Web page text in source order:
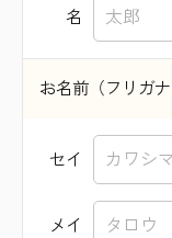
名
お名前（フリガナ
セイ
メイ